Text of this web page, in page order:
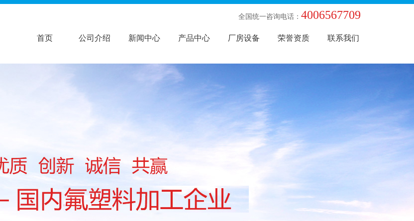
全国统一咨询电话： 4006567709
首页 公司介绍 新闻中心 产品中心 厂房设备 荣誉资质 联系我们